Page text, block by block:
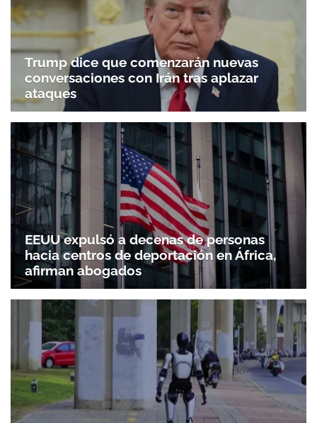
Trump dice que comenzarán nuevas
conversaciones con Irán tras aplazar
ataques
EEUU expulsó a decenas de personas
hacia centros de deportación en África,
afirman abogados